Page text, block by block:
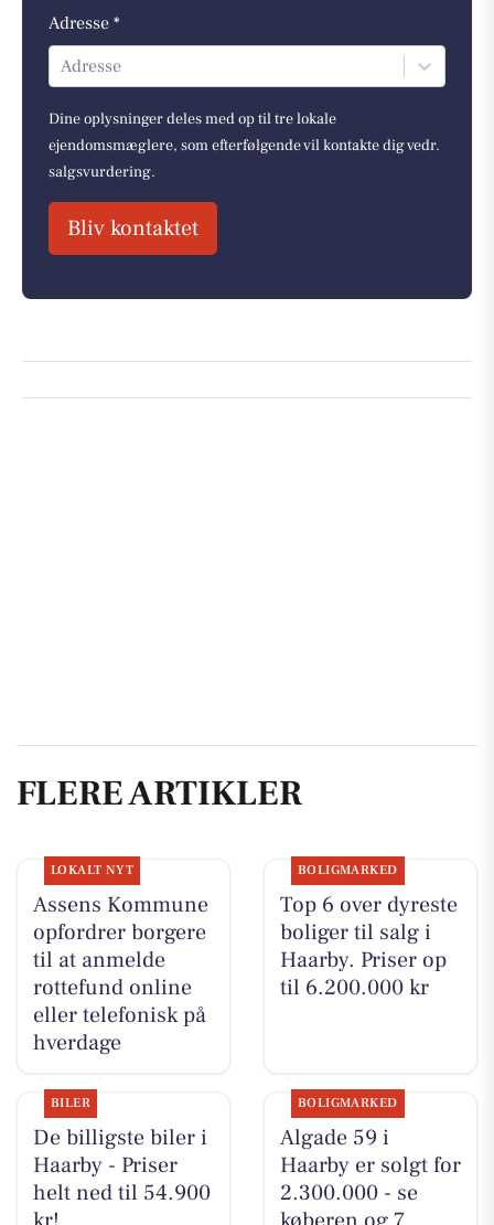
Adresse *
Adresse
Dine oplysninger deles med op til tre lokale
ejendomsmæglere, som efterfølgende vil kontakte dig vedr.
salgsvurdering.
Bliv kontaktet
FLERE ARTIKLER
LOKALT NYT
Assens Kommune
opfordrer borgere
til at anmelde
rottefund online
eller telefonisk på
hverdage
BOLIGMARKED
Top 6 over dyreste
boliger til salg i
Haarby. Priser op
til 6.200.000 kr
BILER
De billigste biler i
Haarby - Priser
helt ned til 54.900
BOLIGMARKED
Algade 59 i
Haarby er solgt for
2.300.000 - se